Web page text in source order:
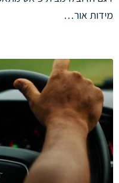
מידות אור…